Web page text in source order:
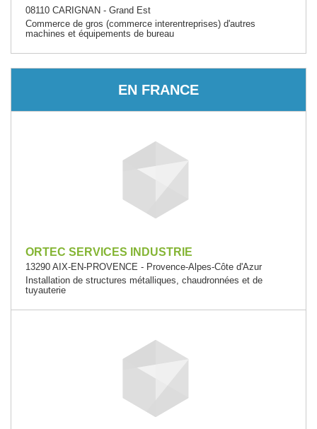
08110 CARIGNAN - Grand Est
Commerce de gros (commerce interentreprises) d'autres
machines et équipements de bureau
EN FRANCE
ORTEC SERVICES INDUSTRIE
13290 AIX-EN-PROVENCE - Provence-Alpes-Côte d'Azur
Installation de structures métalliques, chaudronnées et de
tuyauterie